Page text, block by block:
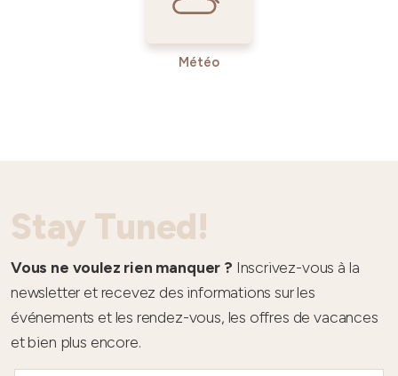
Météo
Stay Tuned!
Vous ne voulez rien manquer ? Inscrivez-vous à la
newsletter et recevez des informations sur les
événements et les rendez-vous, les offres de vacances
et bien plus encore.